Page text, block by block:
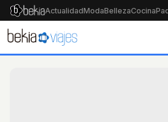
ActualidadModaBellezaCocina